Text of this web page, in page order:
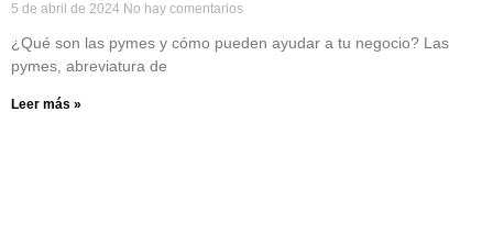
5 de abril de 2024 No hay comentarios
¿Qué son las pymes y cómo pueden ayudar a tu negocio? Las
pymes, abreviatura de
Leer más »